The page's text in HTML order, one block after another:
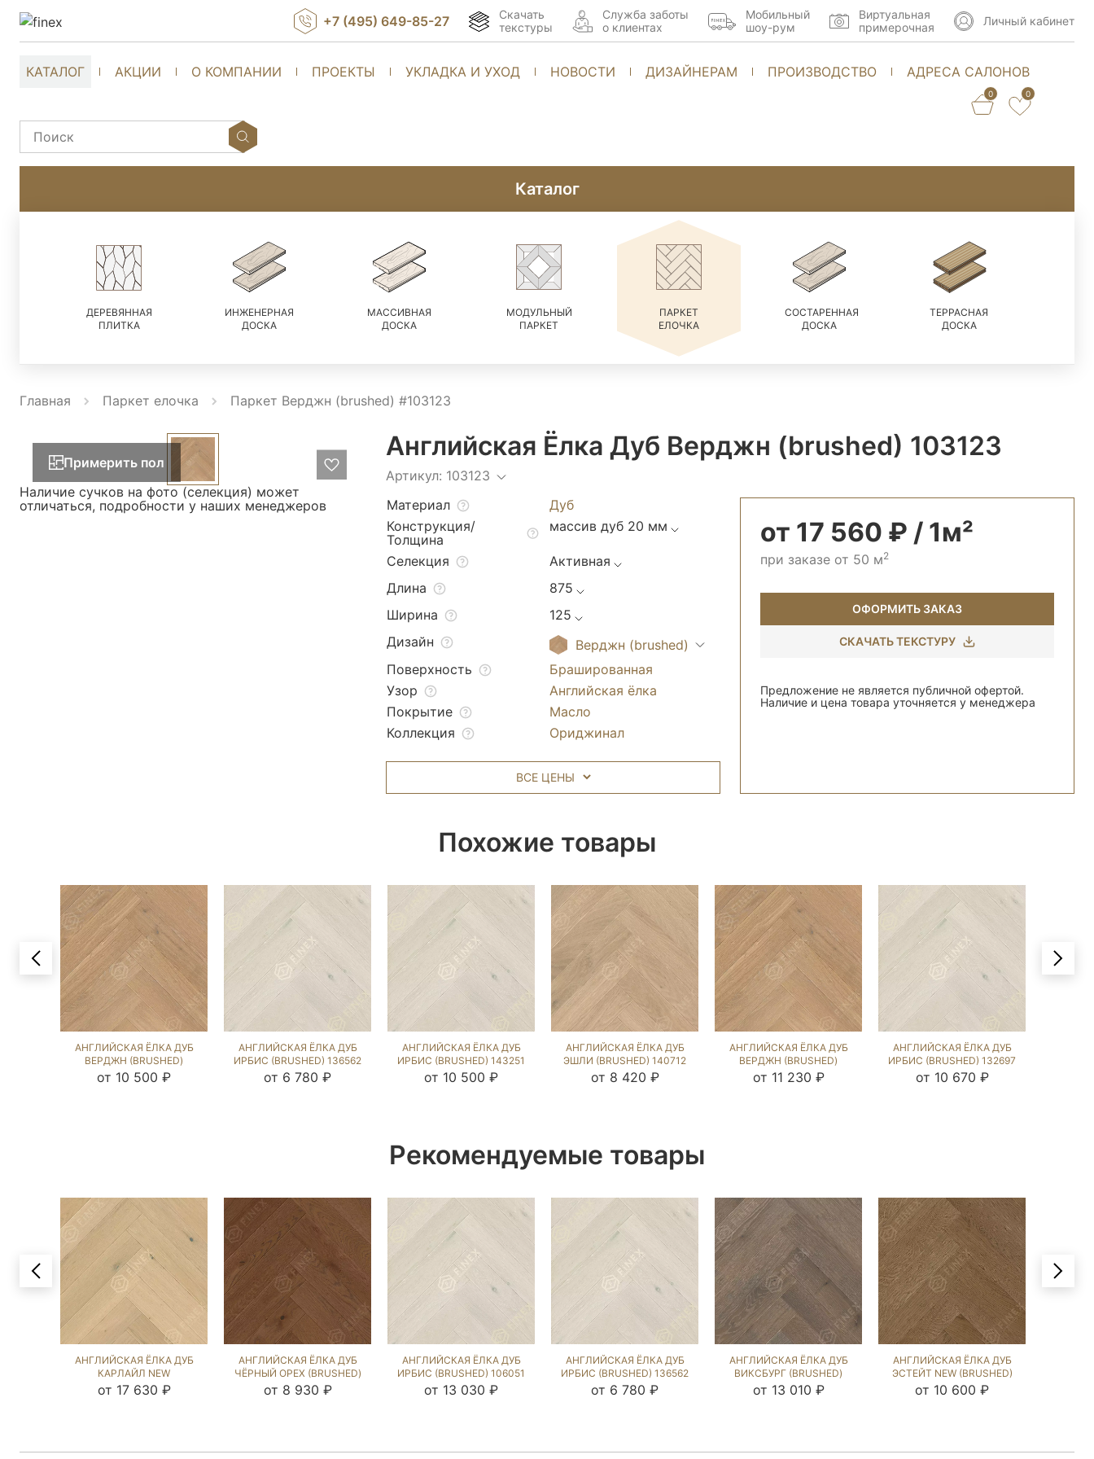
КАТАЛОГ АКЦИИ О КОМПАНИИ ПРОЕКТЫ УКЛАДКА И УХОД НОВОСТИ ДИЗАЙНЕРАМ ПРОИЗВОДСТВО АДРЕСА САЛОНОВ
0 0
+7 (495) 649-85-27
Скачать
текстуры
Cлужба заботы
о клиентах
Мобильный
шоу-рум
Виртуальная
примерочная
Личный кабинет
Каталог
ДЕРЕВЯННАЯ
ПЛИТКА
ИНЖЕНЕРНАЯ
ДОСКА
МАССИВНАЯ
ДОСКА
МОДУЛЬНЫЙ
ПАРКЕТ
ПАРКЕТ
ЕЛОЧКА
СОСТАРЕННАЯ
ДОСКА
ТЕРРАСНАЯ
ДОСКА
Главная Паркет елочка Паркет Верджн (brushed) #103123
Примерить пол
Наличие сучков на фото (селекция) может
отличаться, подробности у наших менеджеров
Английская Ёлка Дуб Верджн (brushed) 103123
Артикул: 103123
Материал
Дуб
Конструкция/
Толщина
массив дуб 20 мм
Селекция
Активная
Длина
875
Ширина
125
Дизайн
Верджн (brushed)
Поверхность
Брашированная
Узор
Английская ёлка
Покрытие
Масло
Коллекция
Ориджинал
от 17 560 ₽ / 1м²
при заказе от 50 м2
ОФОРМИТЬ ЗАКАЗ
СКАЧАТЬ ТЕКСТУРУ
Предложение не является публичной офертой.
Наличие и цена товара уточняется у менеджера
ВСЕ ЦЕНЫ
Похожие товары
АНГЛИЙСКАЯ ЁЛКА ДУБ
ВЕРДЖН (BRUSHED)
143310
от 10 500 ₽
АНГЛИЙСКАЯ ЁЛКА ДУБ
ИРБИС (BRUSHED) 136562
от 6 780 ₽
АНГЛИЙСКАЯ ЁЛКА ДУБ
ИРБИС (BRUSHED) 143251
от 10 500 ₽
АНГЛИЙСКАЯ ЁЛКА ДУБ
ЭШЛИ (BRUSHED) 140712
от 8 420 ₽
АНГЛИЙСКАЯ ЁЛКА ДУБ
ВЕРДЖН (BRUSHED)
132575
от 11 230 ₽
АНГЛИЙСКАЯ ЁЛКА ДУБ
ИРБИС (BRUSHED) 132697
от 10 670 ₽
Рекомендуемые товары
АНГЛИЙСКАЯ ЁЛКА ДУБ
КАРЛАЙЛ NEW
(BRUSHED) 103363
от 17 630 ₽
АНГЛИЙСКАЯ ЁЛКА ДУБ
ЧЁРНЫЙ ОРЕХ (BRUSHED)
213146
от 8 930 ₽
АНГЛИЙСКАЯ ЁЛКА ДУБ
ИРБИС (BRUSHED) 106051
от 13 030 ₽
АНГЛИЙСКАЯ ЁЛКА ДУБ
ИРБИС (BRUSHED) 136562
от 6 780 ₽
АНГЛИЙСКАЯ ЁЛКА ДУБ
ВИКСБУРГ (BRUSHED)
213074
от 13 010 ₽
АНГЛИЙСКАЯ ЁЛКА ДУБ
ЭСТЕЙТ NEW (BRUSHED)
132718
от 10 600 ₽